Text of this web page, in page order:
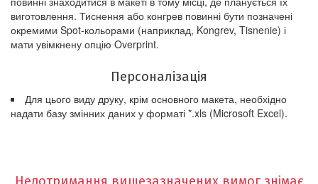
виготовлення. Тиснення або конгрев повинні бути позначені
окремими Spot-кольорами (наприклад, Kongrev, Tisnenie) і
мати увімкнену опцію Overprint.
Персоналізація
Для цього виду друку, крім основного макета, необхідно
надати базу змінних даних у форматі *.xls (Microsoft Excel).